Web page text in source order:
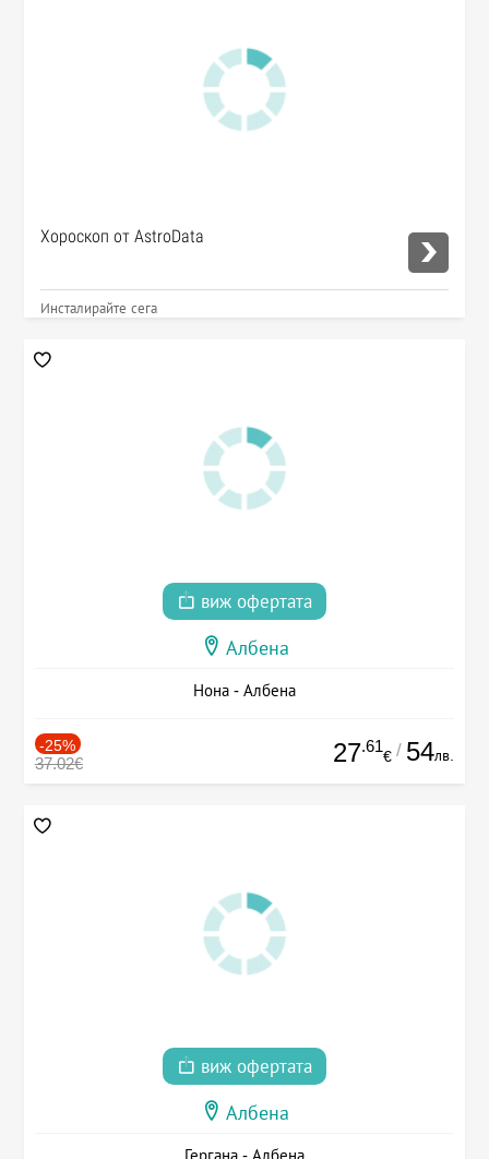
Хороскоп от AstroData
Инсталирайте сега
виж офертата
Албена
Нона - Албена
-25%
37.02€ 27.61
€ / 54лв.
виж офертата
Албена